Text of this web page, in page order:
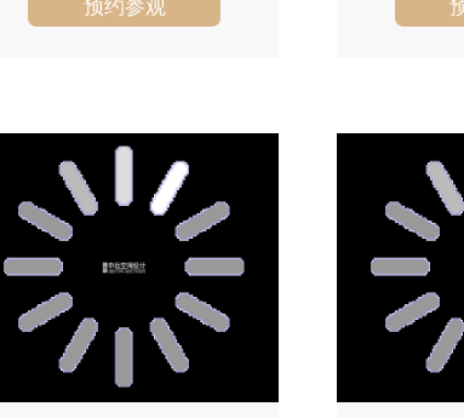
远香湖9号
社区，前后均为公园。临近图书馆大剧
院，周边商业配套，医疗教育设施齐
预约参观
华
理念，致力于
领先水准，致
客户预期，为